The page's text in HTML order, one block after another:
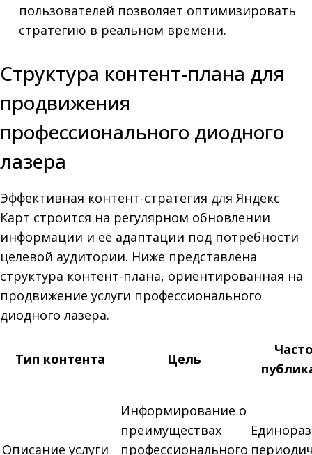
пользователей позволяет оптимизировать
стратегию в реальном времени.
Структура контент-плана для
продвижения
профессионального диодного
лазера
Эффективная контент-стратегия для Яндекс
Карт строится на регулярном обновлении
информации и её адаптации под потребности
целевой аудитории. Ниже представлена
структура контент-плана, ориентированная на
продвижение услуги профессионального
диодного лазера.
Тип контента Цель
Описание услуги
Информирование о
преимуществах
профессионального